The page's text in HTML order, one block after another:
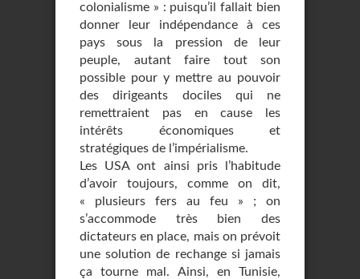
colonialisme » : puisqu’il fallait bien
donner leur indépendance à ces
pays sous la pression de leur
peuple, autant faire tout son
possible pour y mettre au pouvoir
des dirigeants dociles qui ne
remettraient pas en cause les
intérêts économiques et
stratégiques de l’impérialisme.
Les USA ont ainsi pris l’habitude
d’avoir toujours, comme on dit,
« plusieurs fers au feu » ; on
s’accommode très bien des
dictateurs en place, mais on prévoit
une solution de rechange si jamais
ça tourne mal. Ainsi, en Tunisie,